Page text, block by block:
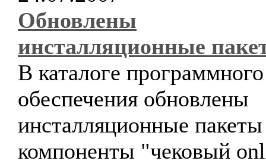
Обновлены
инсталляционные
В каталоге программного
обеспечения обновлены
инсталляционные пакеты
компоненты "чековый